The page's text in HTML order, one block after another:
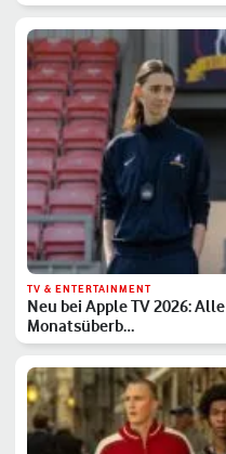
TV & ENTERTAINMENT
Neu bei Apple TV 2026:
Monatsüberb…